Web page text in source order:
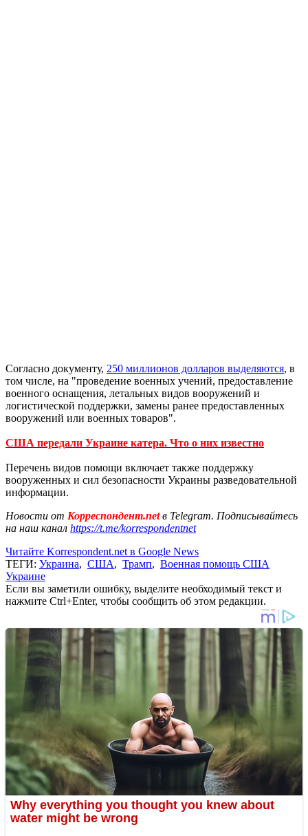
Согласно документу, 250 миллионов долларов выделяются, в
том числе, на "проведение военных учений, предоставление
военного оснащения, летальных видов вооружений и
логистической поддержки, замены ранее предоставленных
вооружений или военных товаров".
США передали Украине катера. Что о них известно
Перечень видов помощи включает также поддержку
вооруженных и сил безопасности Украины разведовательной
информации.
Новости от Корреспондент.netв Telegram. Подписывайтесь
на наш канал https://t.me/korrespondentnet
Читайте Korrespondent.net в Google News
ТЕГИ: Украина, США, Трамп, Военная помощь США
Украине
Если вы заметили ошибку, выделите необходимый текст и
нажмите Ctrl+Enter, чтобы сообщить об этом редакции.